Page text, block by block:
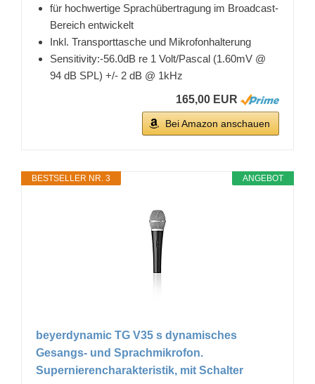
für hochwertige Sprachübertragung im Broadcast-
Bereich entwickelt
Inkl. Transporttasche und Mikrofonhalterung
Sensitivity:-56.0dB re 1 Volt/Pascal (1.60mV @
94 dB SPL) +/- 2 dB @ 1kHz
165,00 EUR
Bei Amazon anschauen
ANGEBOT
BESTSELLER NR. 3
beyerdynamic TG V35 s dynamisches
Gesangs- und Sprachmikrofon.
Supernierencharakteristik, mit Schalter